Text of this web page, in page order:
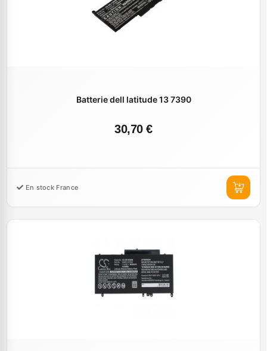
Batterie dell latitude 13 7390
30,70 €
En stock France